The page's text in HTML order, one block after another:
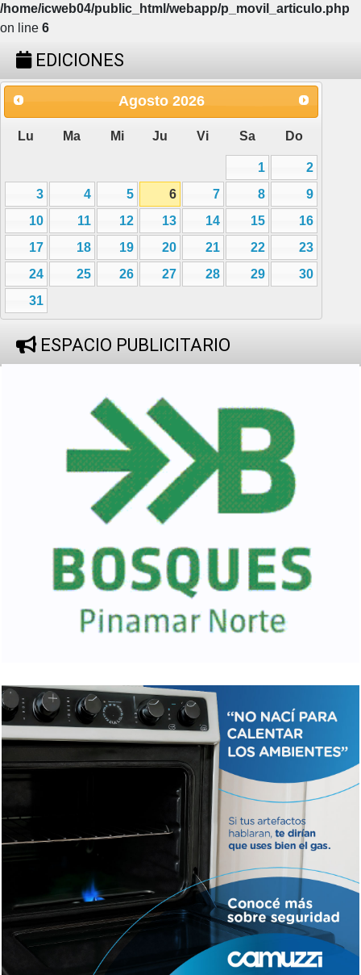
/home/icweb04/public_html/webapp/p_movil_articulo.php
on line 6
EDICIONES
Agosto 2026
Lu Ma Mi Ju Vi Sa Do
1
2
3
4 5 6 7 8
9
10
11 12 13 14 15
16
17
18 19 20 21 22
23
24
25 26 27 28 29
30
31
ESPACIO PUBLICITARIO